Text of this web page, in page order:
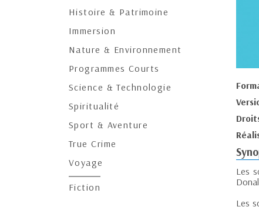
Histoire & Patrimoine
Immersion
Nature & Environnement
Programmes Courts
Science & Technologie
Spiritualité
Sport & Aventure
True Crime
Voyage
Fiction
Les
Les